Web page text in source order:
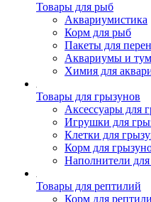
Товары для рыб
Аквариумистика
Корм для рыб
Пакеты для
Аквариумы и
Химия для
Товары для грызунов
Аксессуары для
Игрушки для
Клетки для
Корм для
Наполнители для
Товары для рептилий
Корм для